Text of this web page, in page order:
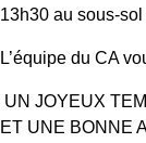
13h30 au sous-sol
L’équipe du CA
UN JOYEUX
ET UNE BONNE